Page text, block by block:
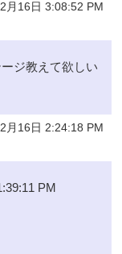
月16日 3:08:52 PM
ジ教えて欲しい
月16日 2:24:18 PM
PM